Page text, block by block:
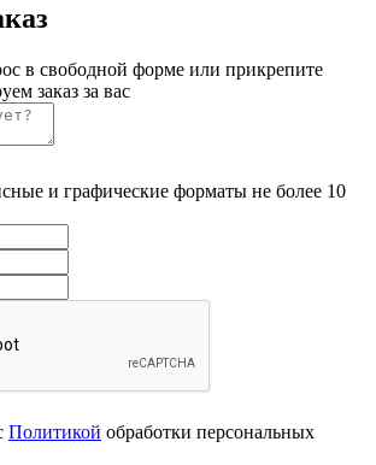
в свободной форме или прикрепите
заказ за вас
и графические форматы не более 10
Политикой обработки персональных